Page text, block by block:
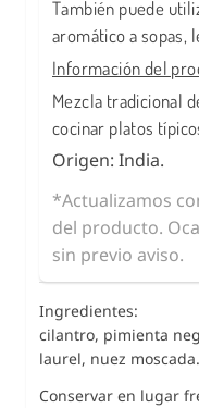
También puede
aromático a sopas,
Información del
Mezcla tradicional
cocinar platos
Origen: India.
*Actualizamos
del producto.
sin previo aviso.
Ingredientes:
cilantro, pimienta
laurel, nuez moscada.
Conservar en lugar